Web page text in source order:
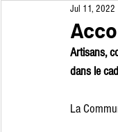
Sport
Jul 11, 2022
Artisans,
dans le
La